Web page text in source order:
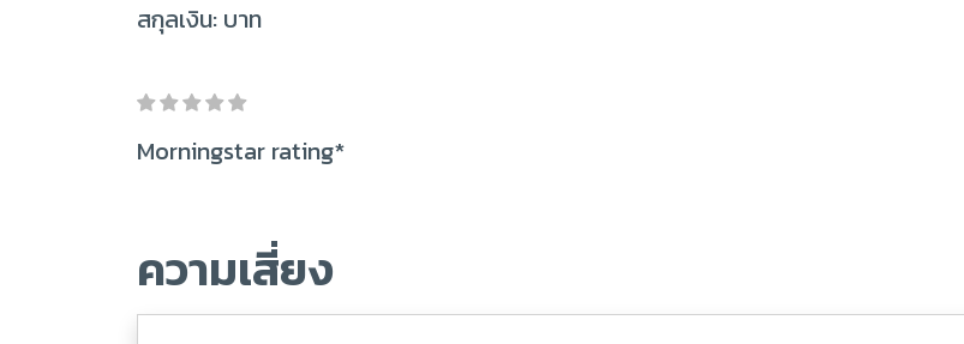
สกุลเงิน: บาท
Morningstar rating*
ความเสี่ยง